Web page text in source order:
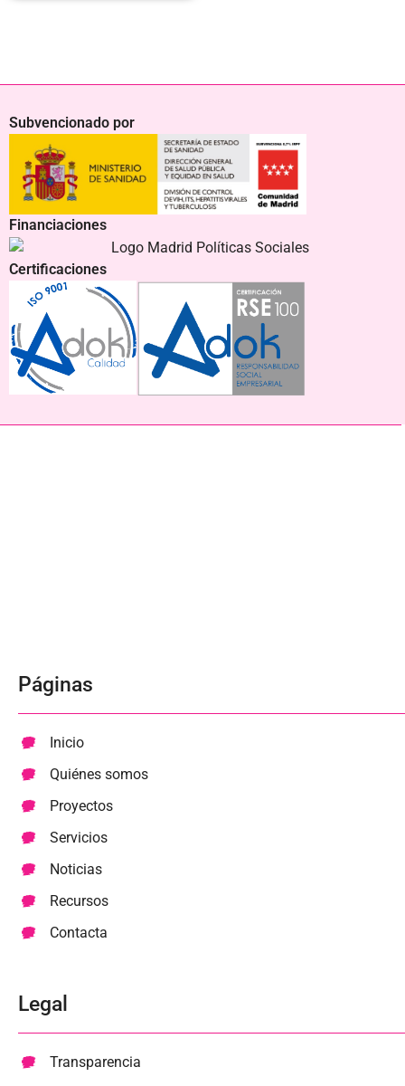
Subvencionado por
Financiaciones
Certificaciones
Páginas
Inicio
Quiénes somos
Proyectos
Servicios
Noticias
Recursos
Contacta
Legal
Transparencia